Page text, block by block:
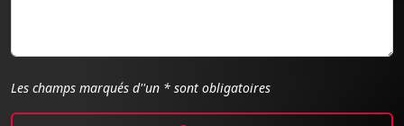
Les champs marqués d''un * sont obligatoires